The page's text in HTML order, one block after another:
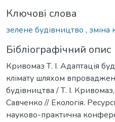
Ключові слова
зелене будівництво , зміна
Бібліографічний опис
Кривомаз Т. І. Адаптація
клімату шляхом
будівництва / Т. І.
Савченко // Екологія.
науково-практична